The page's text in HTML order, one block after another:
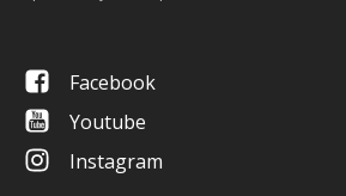
Facebook
Youtube
Instagram